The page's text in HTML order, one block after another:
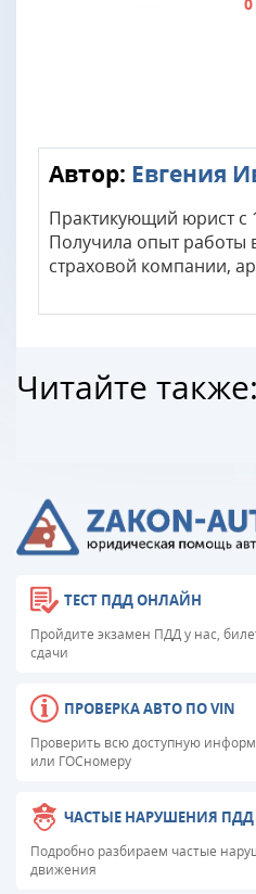
Автор: Евгения
Практикующий юрист с
Получила опыт работы
страховой компании,
Читайте также:
ТЕСТ ПДД ОНЛАЙН
Пройдите экзамен ПДД у нас,
сдачи
ПРОВЕРКА АВТО ПО VIN
Проверить всю доступную
или ГОСномеру
ЧАСТЫЕ НАРУШЕНИЯ ПДД
Подробно разбираем частые
движения